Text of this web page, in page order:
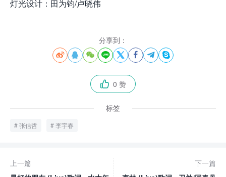
灯光设计：田为钧/卢晓伟
分享到：
       
 0 赞
标签
张信哲 李宇春
上一篇
下一篇